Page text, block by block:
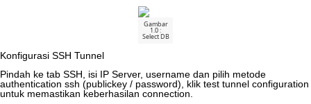
Gambar
1.0:
SelectDB
Konfigurasi SSH Tunnel
Pindah ke tab SSH, isi IP Server, username dan pilih metode
authentication ssh (publickey / password), klik test tunnel configuration
untuk memastikan keberhasilan connection.